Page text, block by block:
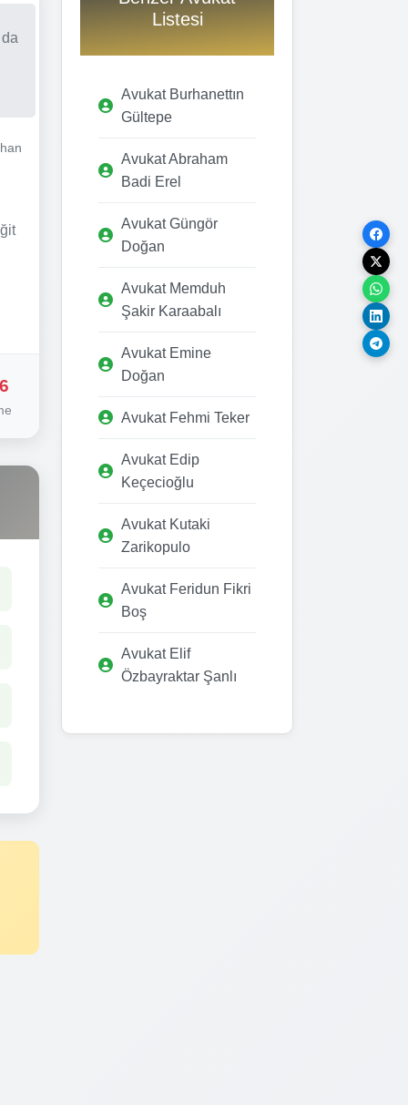
Listesi
Avukat Burhanettın
Gültepe
Avukat Abraham
Badi Erel
Avukat Güngör
Doğan
Avukat Memduh
Şakir Karaabalı
Avukat Emine
Doğan
Avukat Fehmi Teker
Avukat Edip
Keçecioğlu
Avukat Kutaki
Zarikopulo
Avukat Feridun Fikri
Boş
Avukat Elif
Özbayraktar Şanlı